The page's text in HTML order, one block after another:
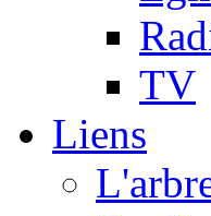
TV
Liens